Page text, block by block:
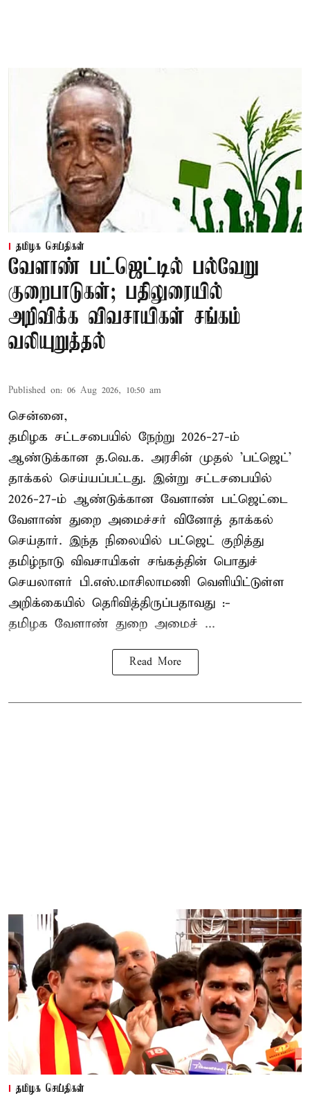
தமிழக செய்திகள்
வேளாண் பட்ஜெட்டில் பல்வேறு
குறைபாடுகள்; பதிலுரையில்
அறிவிக்க விவசாயிகள் சங்கம்
வலியுறுத்தல்
Published on: 06 Aug 2026, 10:50 am
சென்னை,
தமிழக சட்டசபையில் நேற்று 2026-27-ம்
ஆண்டுக்கான த.வெ.க. அரசின் முதல் 'பட்ஜெட்'
தாக்கல் செய்யப்பட்டது. இன்று சட்டசபையில்
2026-27-ம் ஆண்டுக்கான வேளாண் பட்ஜெட்டை
வேளாண் துறை அமைச்சர் வினோத் தாக்கல்
செய்தார். இந்த நிலையில் பட்ஜெட் குறித்து
தமிழ்நாடு விவசாயிகள் சங்கத்தின் பொதுச்
செயலாளர் பி.எஸ்.மாசிலாமணி வெளியிட்டுள்ள
அறிக்கையில் தெரிவித்திருப்பதாவது :-
தமிழக வேளாண் துறை அமைச் ...
Read More
தமிழக செய்திகள்